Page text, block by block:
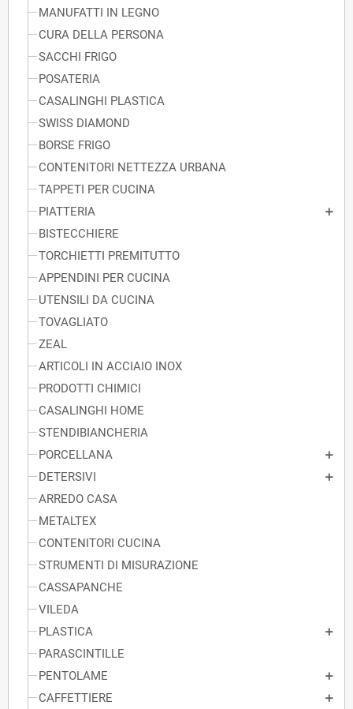
MANUFATTI IN LEGNO
CURA DELLA PERSONA
SACCHI FRIGO
POSATERIA
CASALINGHI PLASTICA
SWISS DIAMOND
BORSE FRIGO
CONTENITORI NETTEZZA URBANA
TAPPETI PER CUCINA
PIATTERIA
BISTECCHIERE
TORCHIETTI PREMITUTTO
APPENDINI PER CUCINA
UTENSILI DA CUCINA
TOVAGLIATO
ZEAL
ARTICOLI IN ACCIAIO INOX
PRODOTTI CHIMICI
CASALINGHI HOME
STENDIBIANCHERIA
PORCELLANA
DETERSIVI
ARREDO CASA
METALTEX
CONTENITORI CUCINA
STRUMENTI DI MISURAZIONE
CASSAPANCHE
VILEDA
PLASTICA
PARASCINTILLE
PENTOLAME
CAFFETTIERE